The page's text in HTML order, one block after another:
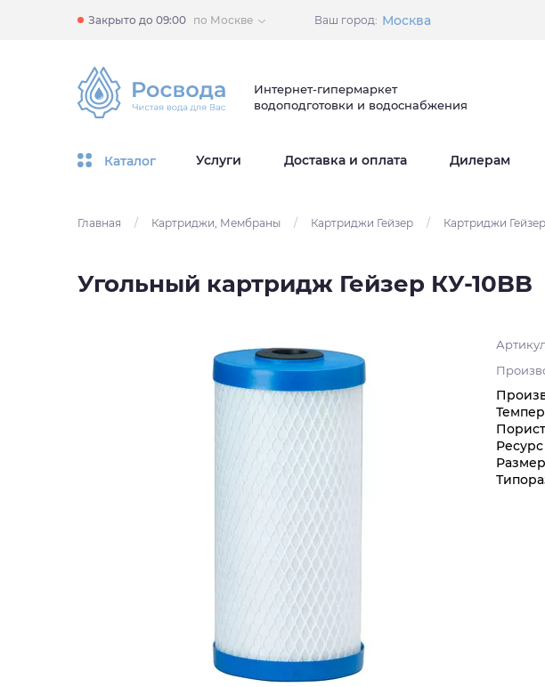
Закрыто до 09:00 по Москве Ваш город: Москва
Интернет-гипермаркет
водоподготовки и водоснабжения
Каталог Услуги Доставка и оплата Дилерам
Главная / Картриджи, Мембраны / Картриджи Гейзер / Картриджи
Угольный картридж Гейзер КУ-10BB
Артикул